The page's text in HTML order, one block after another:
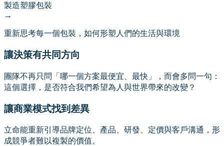
製造塑膠包裝
→
重新思考每一個包裝，如何形塑人們的生活與環境
讓決策有共同方向
團隊不再只問「哪一個方案最便宜、最快」，而會多問一句：
這個選擇，是否符合我們希望為人與世界帶來的改變？
讓商業模式找到差異
立命能重新引導品牌定位、產品、研發、定價與客戶溝通，形
成競爭者難以複製的價值。